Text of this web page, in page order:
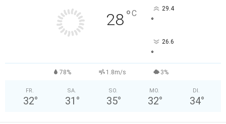
28°C 29.4
°
26.6
°
78% 1.8m/s 3%
FR.
32°
SA.
31 °
SO.
35°
MO.
32°
DI.
34°